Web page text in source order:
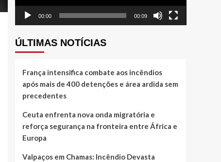
00:00 00:09
ÚLTIMAS NOTÍCIAS
França intensifica combate aos incêndios
após mais de 400 detenções e área ardida sem
precedentes
Ceuta enfrenta nova onda migratória e
reforça segurança na fronteira entre África e
Europa
Valpaços em Chamas: Incêndio Devasta